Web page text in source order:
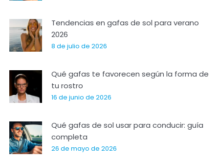
Tendencias en gafas de sol para verano
2026
8 de julio de 2026
Qué gafas te favorecen según la forma de
tu rostro
16 de junio de 2026
Qué gafas de sol usar para conducir: guía
completa
26 de mayo de 2026